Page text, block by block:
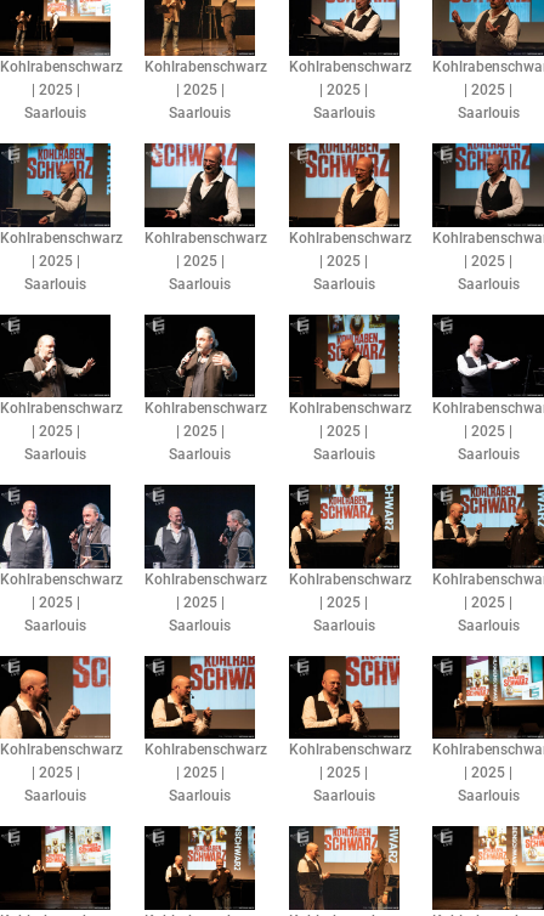
Kohlrabenschwarz
| 2025 |
Saarlouis
Kohlrabenschwarz
| 2025 |
Saarlouis
Kohlrabenschwarz
| 2025 |
Saarlouis
| 2025 |
Saarlouis
Kohlrabenschwarz
| 2025 |
Saarlouis
Kohlrabenschwarz
| 2025 |
Saarlouis
Kohlrabenschwarz
| 2025 |
Saarlouis
| 2025 |
Saarlouis
Kohlrabenschwarz
| 2025 |
Saarlouis
Kohlrabenschwarz
| 2025 |
Saarlouis
Kohlrabenschwarz
| 2025 |
Saarlouis
| 2025 |
Saarlouis
Kohlrabenschwarz
| 2025 |
Saarlouis
Kohlrabenschwarz
| 2025 |
Saarlouis
Kohlrabenschwarz
| 2025 |
Saarlouis
| 2025 |
Saarlouis
Kohlrabenschwarz
| 2025 |
Saarlouis
Kohlrabenschwarz
| 2025 |
Saarlouis
Kohlrabenschwarz
| 2025 |
Saarlouis
| 2025 |
Saarlouis